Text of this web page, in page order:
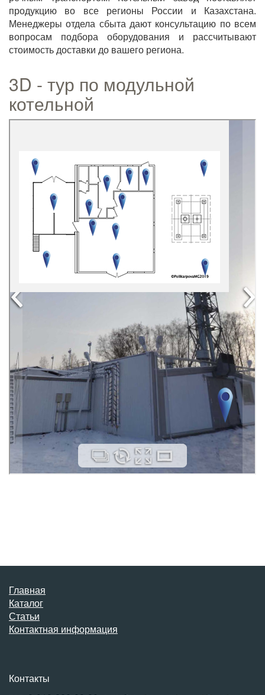
продукцию во все регионы России и Казахстана.
Менеджеры отдела сбыта дают консультацию по всем
вопросам подбора оборудования и рассчитывают
стоимость доставки до вашего региона.
3D - тур по модульной
котельной
Главная
Каталог
Статьи
Контактная информация
Контакты